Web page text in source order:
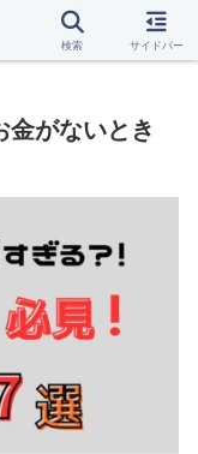
し 話題
金がないとき
検索 サイドバー